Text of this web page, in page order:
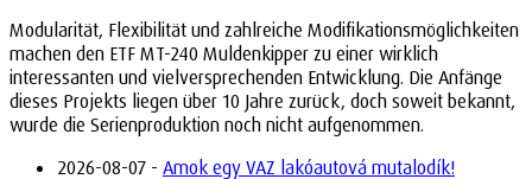
Modularität, Flexibilität und zahlreiche Modifikationsmöglichkeiten
machen den ETF MT-240 Muldenkipper zu einer wirklich
interessanten und vielversprechenden Entwicklung. Die Anfänge
dieses Projekts liegen über 10 Jahre zurück, doch soweit bekannt,
wurde die Serienproduktion noch nicht aufgenommen.
2026-08-07 - Amok egy VAZ lakóautová mutalodík!